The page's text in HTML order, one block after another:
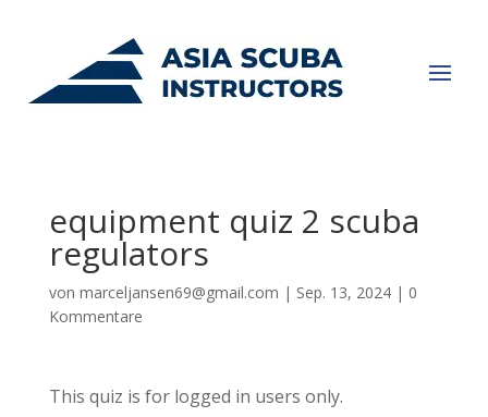
equipment quiz 2 scuba
regulators
von marceljansen69@gmail.com | Sep. 13, 2024| 0
Kommentare
This quiz is for logged in users only.